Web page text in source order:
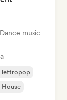
Dance music
House